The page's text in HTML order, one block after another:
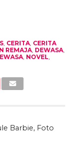
, CERITA, CERITA
REMAJA, DEWASA,
, NOVEL,
Barbie, Foto